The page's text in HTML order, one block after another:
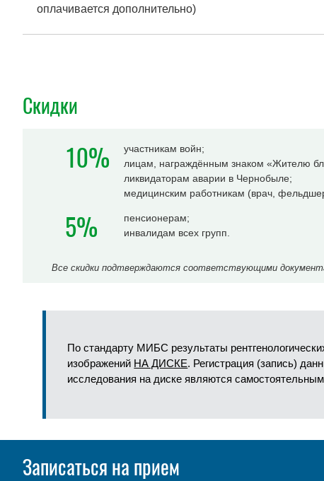
оплачивается дополнительно)
Скидки
10%
участникам войн;
лицам, награждённым знаком «Жителю
ликвидаторам аварии в Чернобыле;
медицинским работникам (врач,
5%
пенсионерам;
инвалидам всех групп.
Все скидки подтверждаются соответствующими
По стандарту МИБС результаты
изображений НА ДИСКЕ. Регистрация (запись)
исследования на диске являются
Записаться на прием